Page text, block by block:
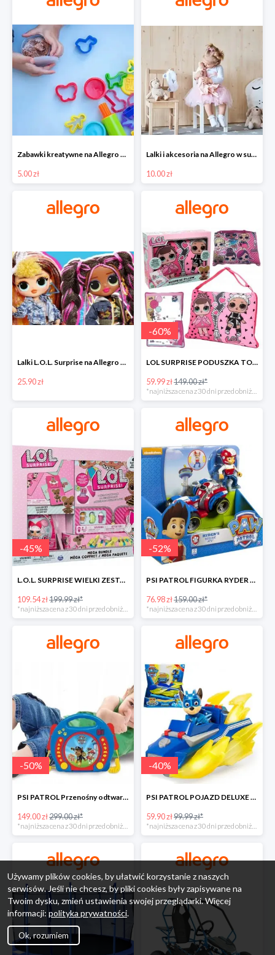
Zabawki kreatywne na Allegro w super cenach od 5 zł
5.00 zł
Lalki i akcesoria na Allegro w super cenach od 10 zł
10.00 zł
Lalki L.O.L. Surprise na Allegro w super cenach od 25,90 zł
25.90 zł
-60%
LOL SURPRISE PODUSZKA TOREBKA SEKRETNY SCHOWEK MP3 -59%
59.99 zł149.00 zł*
*najniższa cena z 30 dni przed obniżką
-45%
L.O.L. SURPRISE WIELKI ZESTAW NIESPODZIANKA 4 GRY -45%
109.54 zł199.99 zł*
-52%
PSI PATROL FIGURKA RYDER + QUAD POJAZD RATUNKOWY -51%
76.98 zł159.00 zł*
-50%
PSI PATROL Przenośny odtwarzacz CD Karaoke PAW -50%
149.00 zł299.00 zł*
*najniższa cena z 30 dni przed obniżką
-40%
PSI PATROL POJAZD DELUXE FIGURKA CHASE MIGHTY PUPS -40%
59.90 zł99.99 zł*
*najniższa cena z 30 dni przed obniżką
Używamy plików cookies, by ułatwić korzystanie z naszych
serwisów. Jeśli nie chcesz, by pliki cookies były zapisywane na
Twoim dysku, zmień ustawienia swojej przeglądarki. Więcej
informacji: polityka prywatności.
Ok, rozumiem